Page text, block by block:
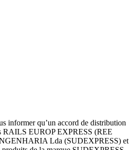
informer qu’un accord de distribution
RAILS EUROP EXPRESS (REE
Lda (SUDEXPRESS) et